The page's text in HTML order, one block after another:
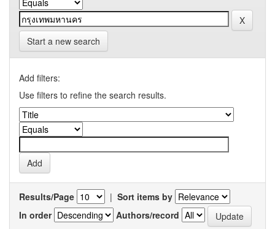
Start a new search
Add filters:
Use filters to refine the search results.
Results/Page | Sort items by
In order
Authors/record